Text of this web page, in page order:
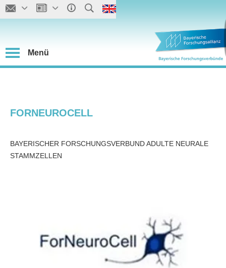
Menü
FORNEUROCELL
BAYERISCHER FORSCHUNGSVERBUND ADULTE NEURALE
STAMMZELLEN